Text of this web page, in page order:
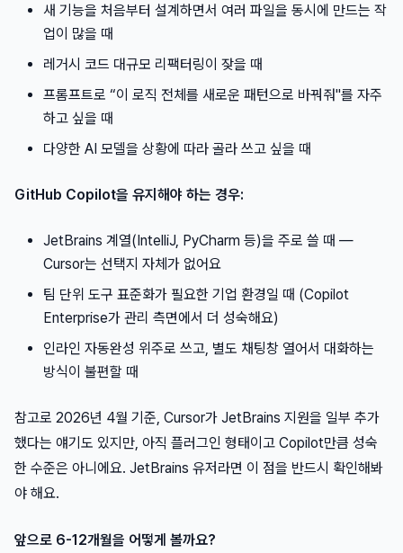
새 기능을 처음부터 설계하면서 여러 파일을 동시에 만드는 작
업이 많을 때
레거시 코드 대규모 리팩터링이 잦을 때
프롬프트로 “이 로직 전체를 새로운 패턴으로 바꿔줘"를 자주
하고 싶을 때
다양한 AI 모델을 상황에 따라 골라 쓰고 싶을 때
GitHub Copilot을 유지해야 하는 경우:
JetBrains 계열(IntelliJ, PyCharm 등)을 주로 쓸 때 —
Cursor는 선택지 자체가 없어요
팀 단위 도구 표준화가 필요한 기업 환경일 때 (Copilot
Enterprise가 관리 측면에서 더 성숙해요)
인라인 자동완성 위주로 쓰고, 별도 채팅창 열어서 대화하는
방식이 불편할 때
참고로 2026년 4월 기준, Cursor가 JetBrains 지원을 일부 추가
했다는 얘기도 있지만, 아직 플러그인 형태이고 Copilot만큼 성숙
한 수준은 아니에요. JetBrains 유저라면 이 점을 반드시 확인해봐
야 해요.
앞으로 6-12개월을 어떻게 볼까요?